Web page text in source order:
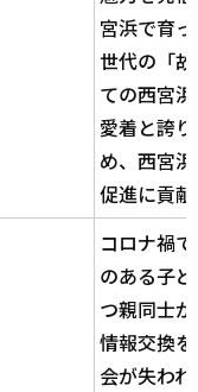
宮浜で育
世代の「
ての西宮
愛着と誇
め、西宮
促進に貢
コロナ禍
のある子
つ親同士
情報交換
会が失わ